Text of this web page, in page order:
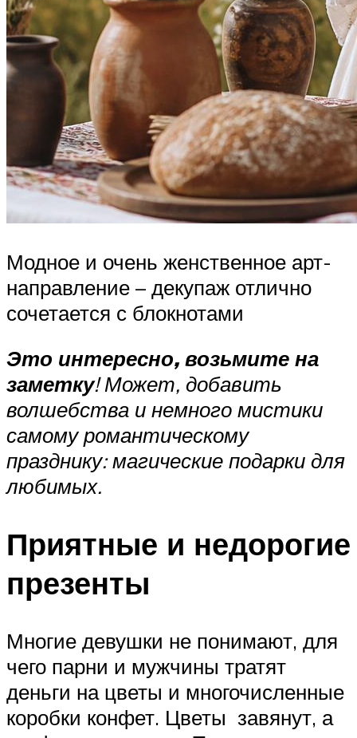
Модное и очень женственное арт-
направление – декупаж отлично
сочетается с блокнотами
Это интересно, возьмите на
заметку! Может, добавить
волшебства и немного мистики
самому романтическому
празднику: магические подарки для
любимых.
Приятные и недорогие
презенты
Многие девушки не понимают, для
чего парни и мужчины тратят
деньги на цветы и многочисленные
коробки конфет. Цветы завянут, а